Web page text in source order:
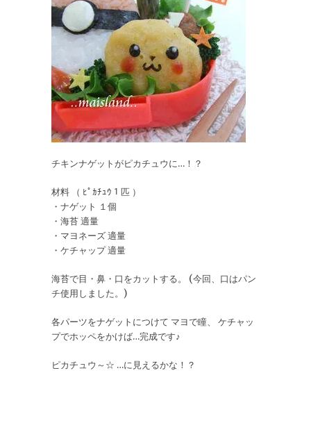
チキンナゲットがピカチュウに…！？
材料 （ ﾋﾟｶﾁｭｳ１匹 ）
・ナゲット １個
・海苔 適量
・マヨネーズ 適量
・ケチャップ 適量
海苔で目・鼻・口をカットする。 (今回、口はパン
チ使用しました。)
各パーツをナゲットにつけて マヨで瞳、 ケチャッ
プでホッペをかけば…完成です♪
ピカチュウ～☆ …に見えるかな！？